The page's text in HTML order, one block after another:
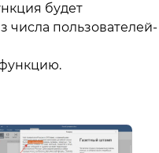
будет
числа пользователей-